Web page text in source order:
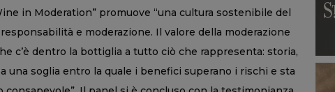
in Moderation” promuove “una cultura sostenibile del
e moderazione. Il valore della moderazione
c’è dentro la bottiglia a tutto ciò che rappresenta: storia,
una soglia entro la quale i benefici superano i rischi e sta